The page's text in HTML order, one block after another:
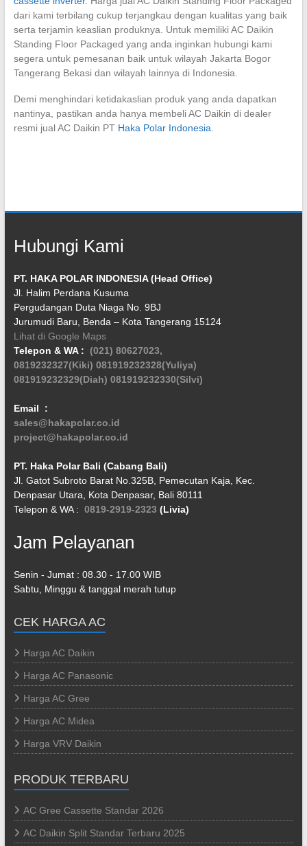
dari kami terbilang cukup terjangkau dengan kualitas yang baik
serta terjamin keaslian produknya. Untuk memiliki AC Daikin
Standing Floor Packaged yang anda inginkan hubungi kami
segera untuk pemesanan baik untuk wilayah Jakarta Bogor
Tangerang Bekasi dan wilayah lainnya di Indonesia.
Demi menghindari ketidakaslian produk yang anda dapatkan
nantinya, pastikan anda hanya membeli AC Daikin di dealer
resmi jual AC Daikin PT Haka Polar Indonesia
Hubungi Kami
PT. HAKA POLAR INDONESIA (Head Office)
Jl. Halim Perdana Kusuma
Pergudangan Duta Niaga No. 9BJ
Jurumudi Baru, Benda – Kota Tangerang 15124
Lihat di Google Maps
Telepon & WA : (021) 80627023,
0819232327(Kiki) 081919232328(Yuliya)
081919232329(Diah) 081919232330(Silvi)
Email :
sales@hakapolar.co.id
project@hakapolar.co.id
PT. Haka Polar Bali (Cabang Bali)
Jl. Gatot Subroto Barat No.325B, Pemecutan Kaja, Kec.
Denpasar Utara, Kota Denpasar, Bali 80111
Telepon & WA : 0819-2919-2323 (Livia)
Jam Pelayanan
Senin - Jumat : 08.30 - 17.00 WIB
Sabtu, Minggu & tanggal merah tutup
CEK HARGA AC
Harga AC Daikin
Harga AC Panasonic
Harga AC Gree
Harga AC Midea
Harga VRV Daikin
PRODUK TERBARU
AC Gree Cassette Standar 2026
AC Daikin Split Standar Terbaru 2025